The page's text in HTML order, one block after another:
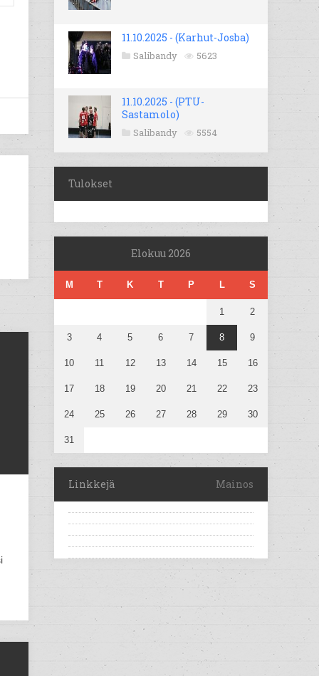
11.10.2025 - (Karhut-Josba)
Salibandy 5623
11.10.2025 - (PTU-
Sastamolo)
Salibandy 5554
Tulokset
Elokuu 2026
M T K T P L S
1 2
3 4 5 6 7 8 9
10 11 12 13 14 15 16
17 18 19 20 21 22 23
24 25 26 27 28 29 30
31
Linkkejä Mainos